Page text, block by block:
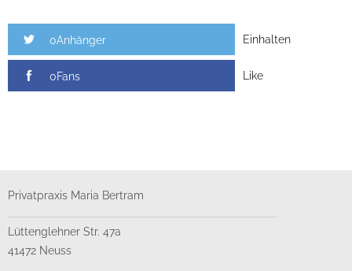
0Anhänger Einhalten
0Fans Like
Privatpraxis Maria Bertram
Lüttenglehner Str. 47a
41472 Neuss